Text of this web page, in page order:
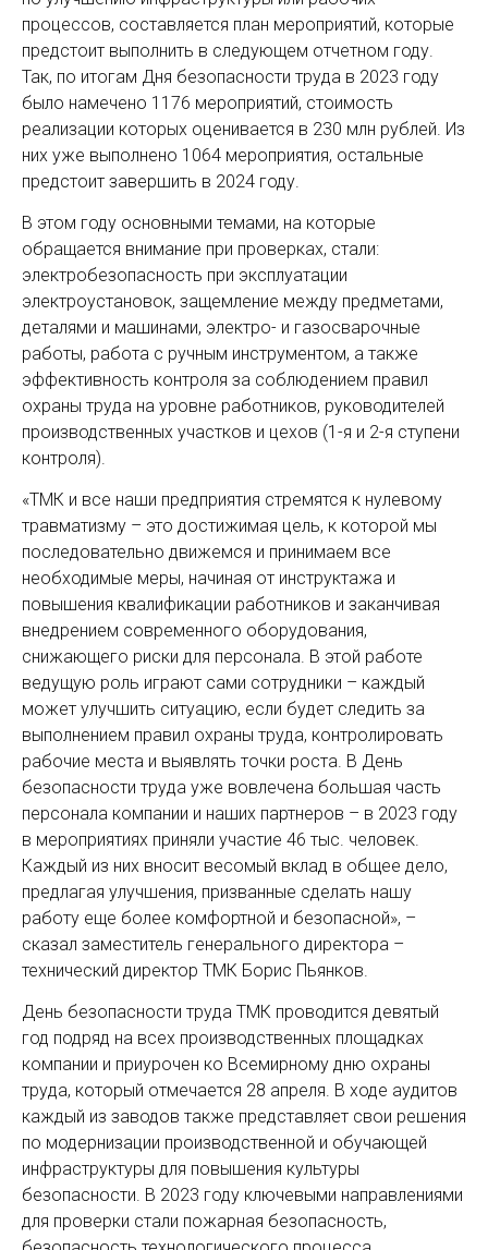
процессов, составляется план мероприятий, которые
предстоит выполнить в следующем отчетном году.
Так, по итогам Дня безопасности труда в 2023 году
было намечено 1176 мероприятий, стоимость
реализации которых оценивается в 230 млн рублей. Из
них уже выполнено 1064 мероприятия, остальные
предстоит завершить в 2024 году.
В этом году основными темами, на которые
обращается внимание при проверках, стали:
электробезопасность при эксплуатации
электроустановок, защемление между предметами,
деталями и машинами, электро- и газосварочные
работы, работа с ручным инструментом, а также
эффективность контроля за соблюдением правил
охраны труда на уровне работников, руководителей
производственных участков и цехов (1-я и 2-я ступени
контроля).
«ТМК и все наши предприятия стремятся к нулевому
травматизму – это достижимая цель, к которой мы
последовательно движемся и принимаем все
необходимые меры, начиная от инструктажа и
повышения квалификации работников и заканчивая
внедрением современного оборудования,
снижающего риски для персонала. В этой работе
ведущую роль играют сами сотрудники – каждый
может улучшить ситуацию, если будет следить за
выполнением правил охраны труда, контролировать
рабочие места и выявлять точки роста. В День
безопасности труда уже вовлечена большая часть
персонала компании и наших партнеров – в 2023 году
в мероприятиях приняли участие 46 тыс. человек.
Каждый из них вносит весомый вклад в общее дело,
предлагая улучшения, призванные сделать нашу
работу еще более комфортной и безопасной», –
сказал заместитель генерального директора –
технический директор ТМК Борис Пьянков.
День безопасности труда ТМК проводится девятый
год подряд на всех производственных площадках
компании и приурочен ко Всемирному дню охраны
труда, который отмечается 28 апреля. В ходе аудитов
каждый из заводов также представляет свои решения
по модернизации производственной и обучающей
инфраструктуры для повышения культуры
безопасности. В 2023 году ключевыми направлениями
для проверки стали пожарная безопасность,